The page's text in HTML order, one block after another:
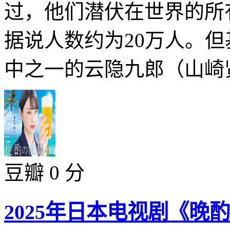
过，他们潜伏在世界的
据说人数约为20万人。
中之一的云隐九郎（山
豆瓣 0 分
2025年日本电视剧《晚